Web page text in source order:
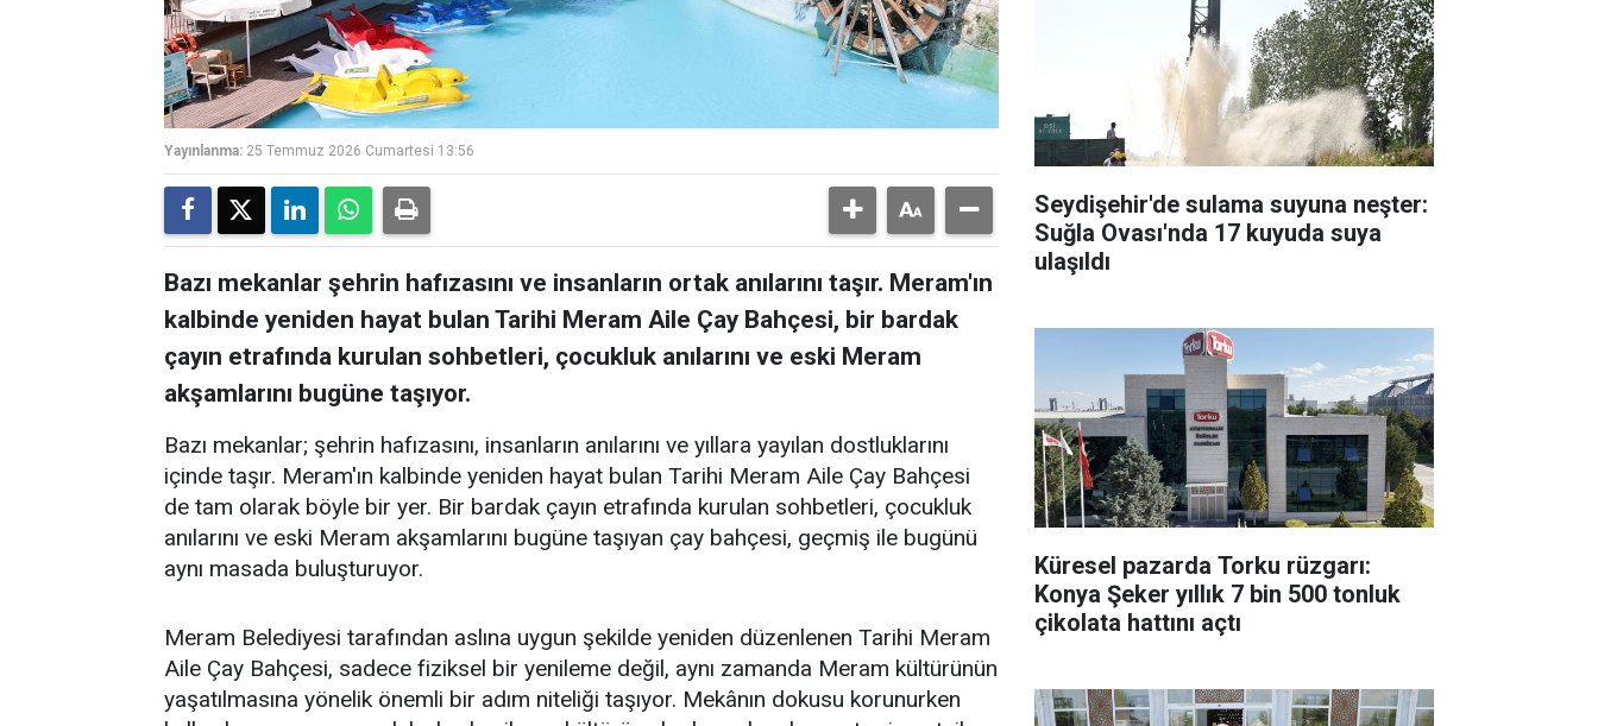
Yayınlanma: 25 Temmuz 2026 Cumartesi 13:56
Bazı mekanlar şehrin hafızasını ve insanların ortak anılarını taşır. Meram'ın
kalbinde yeniden hayat bulan Tarihi Meram Aile Çay Bahçesi, bir bardak
çayın etrafında kurulan sohbetleri, çocukluk anılarını ve eski Meram
akşamlarını bugüne taşıyor.
Bazı mekanlar; şehrin hafızasını, insanların anılarını ve yıllara yayılan dostluklarını
içinde taşır. Meram'ın kalbinde yeniden hayat bulan Tarihi Meram Aile Çay Bahçesi
de tam olarak böyle bir yer. Bir bardak çayın etrafında kurulan sohbetleri, çocukluk
anılarını ve eski Meram akşamlarını bugüne taşıyan çay bahçesi, geçmiş ile bugünü
aynı masada buluşturuyor.
Meram Belediyesi tarafından aslına uygun şekilde yeniden düzenlenen Tarihi Meram
Aile Çay Bahçesi, sadece fiziksel bir yenileme değil, aynı zamanda Meram kültürünün
yaşatılmasına yönelik önemli bir adım niteliği taşıyor. Mekânın dokusu korunurken
Seydişehir'de sulama suyuna neşter:
Suğla Ovası'nda 17 kuyuda suya
ulaşıldı
Küresel pazarda Torku rüzgarı:
Konya Şeker yıllık 7 bin 500 tonluk
çikolata hattını açtı